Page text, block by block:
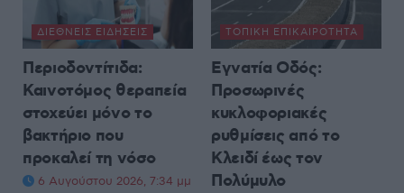
ΔΙΕΘΝΕΊΣ ΕΙΔΉΣΕΙΣ
Περιοδοντίτιδα:
Καινοτόμος θεραπεία
στοχεύει μόνο το
βακτήριο που
προκαλεί τη νόσο
6 Αυγούστου 2026, 7:34 μμ
ΤΟΠΙΚΉ ΕΠΙΚΑΙΡΌΤΗΤΑ
Εγνατία Οδός:
Προσωρινές
κυκλοφοριακές
ρυθμίσεις από το
Κλειδί έως τον
Πολύμυλο